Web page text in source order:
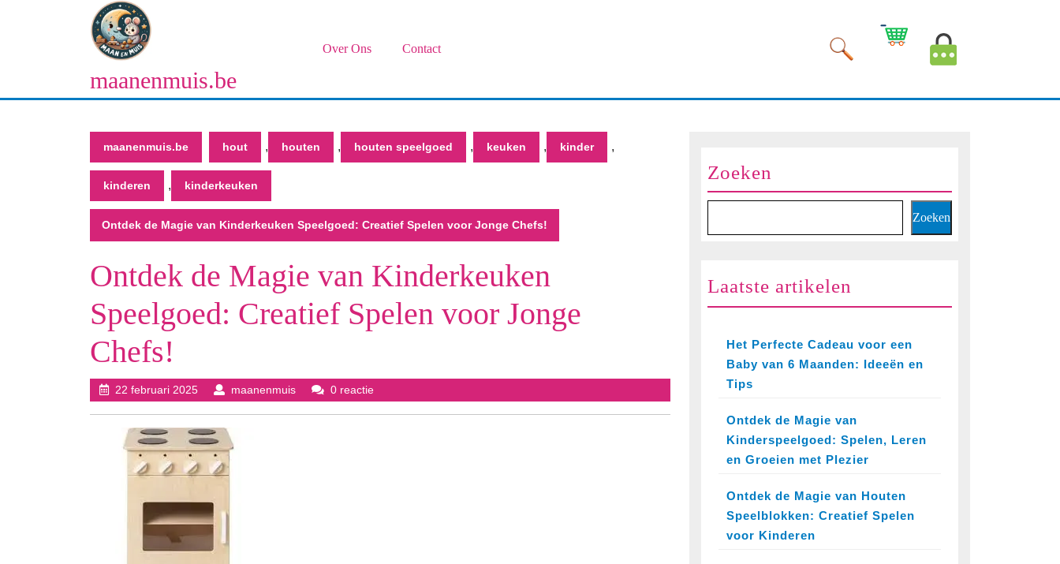
maanenmuis.be
Over Ons Contact
Winkelwagen
afbeelding
maanenmuis.be hout , houten , houten speelgoed , keuken , kinder ,
kinderen , kinderkeuken
Ontdek de Magie van Kinderkeuken Speelgoed: Creatief Spelen voor Jonge Chefs!
Ontdek de Magie van Kinderkeuken
Speelgoed: Creatief Spelen voor Jonge
Chefs!
22 februari 202522
februari
maanenmuismaanenmuis
0 reactie
Zoeken
Zoeken
Laatste artikelen
Het Perfecte Cadeau voor een
Baby van 6 Maanden: Ideeën en
Tips
Ontdek de Magie van
Kinderspeelgoed: Spelen, Leren
en Groeien met Plezier
Ontdek de Magie van Houten
Speelblokken: Creatief Spelen
voor Kinderen